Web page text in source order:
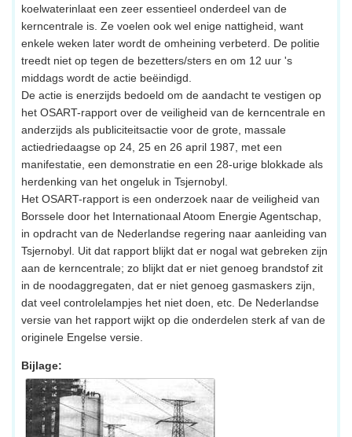
koelwaterinlaat een zeer essentieel onderdeel van de
kerncentrale is. Ze voelen ook wel enige nattigheid, want
enkele weken later wordt de omheining verbeterd. De politie
treedt niet op tegen de bezetters/sters en om 12 uur 's
middags wordt de actie beëindigd.
De actie is enerzijds bedoeld om de aandacht te vestigen op
het OSART-rapport over de veiligheid van de kerncentrale en
anderzijds als publiciteitsactie voor de grote, massale
actiedriedaagse op 24, 25 en 26 april 1987, met een
manifestatie, een demonstratie en een 28-urige blokkade als
herdenking van het ongeluk in Tsjernobyl.
Het OSART-rapport is een onderzoek naar de veiligheid van
Borssele door het Internationaal Atoom Energie Agentschap,
in opdracht van de Nederlandse regering naar aanleiding van
Tsjernobyl. Uit dat rapport blijkt dat er nogal wat gebreken zijn
aan de kerncentrale; zo blijkt dat er niet genoeg brandstof zit
in de noodaggregaten, dat er niet genoeg gasmaskers zijn,
dat veel controlelampjes het niet doen, etc. De Nederlandse
versie van het rapport wijkt op die onderdelen sterk af van de
originele Engelse versie.
Bijlage: